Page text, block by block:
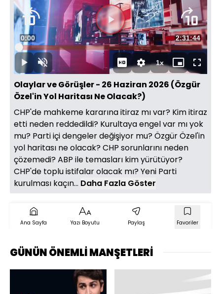
Videoyu
Oynat
OynatSesi
Aç
Süre
0:00 Toplam
Süre
2:31:44
Yüklendi:
0.06%
1xOynatma
Hızı
Mini
oynatıcı
Tam
Ekran
Olaylar ve Görüşler - 26 Haziran 2026 (Özgür
Özel'in Yol Haritası Ne Olacak?)
CHP'de mahkeme kararına itiraz mı var? Kim itiraz
etti neden reddedildi? Kurultaya engel var mı yok
mu? Parti içi dengeler değişiyor mu? Özgür Özel'in
yol haritası ne olacak? CHP sorunlarını neden
çözemedi? ABP ile temasları kim yürütüyor?
CHP'de toplu istifalar olacak mı? Yeni Parti
kurulması kaçın... Daha Fazla Göster
Ana Sayfa Yazı Boyutu Paylaş Favoriler
GÜNÜN ÖNEMLİ MANŞETLERİ